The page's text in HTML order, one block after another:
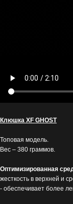
Клюшка XF GHOST
Топовая модель.
Вес – 380 граммов.
Оптимизированная
жесткость в верхней и
- обеспечивает более